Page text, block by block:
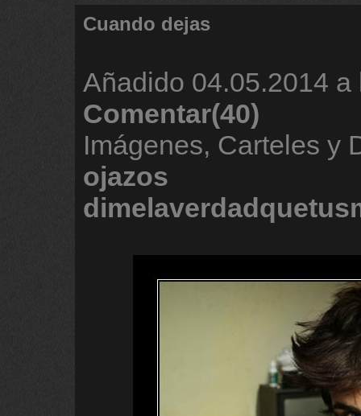
Cuando dejas
Añadido 04.05.2014 a
Comentar(40)
Imágenes, Carteles y
ojazos